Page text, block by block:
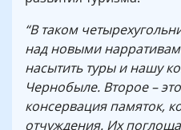
“В таком
над новыми
насытить туры и нашу
Чернобыле. Второе –
консервация памяток,
отчуждения. Их